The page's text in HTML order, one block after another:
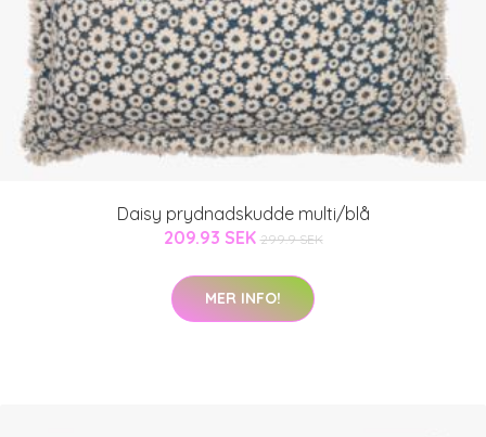
Daisy prydnadskudde multi/blå
209.93 SEK 299.9 SEK
MER INFO!